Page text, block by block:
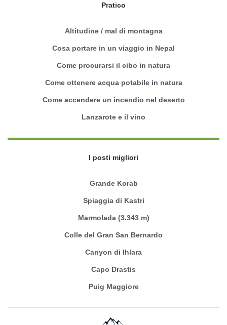
Pratico
Altitudine / mal di montagna
Cosa portare in un viaggio in Nepal
Come procurarsi il cibo in natura
Come ottenere acqua potabile in natura
Come accendere un incendio nel deserto
Lanzarote e il vino
I posti migliori
Grande Korab
Spiaggia di Kastri
Marmolada (3.343 m)
Colle del Gran San Bernardo
Canyon di Ihlara
Capo Drastis
Puig Maggiore